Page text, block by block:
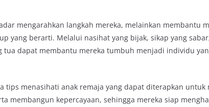
mengarahkan langkah mereka, melainkan membantu
yang berarti. Melalui nasihat yang bijak, sikap yang
tua dapat membantu mereka tumbuh menjadi individu
tips menasihati anak remaja yang dapat diterapkan untuk
membangun kepercayaan, sehingga mereka siap